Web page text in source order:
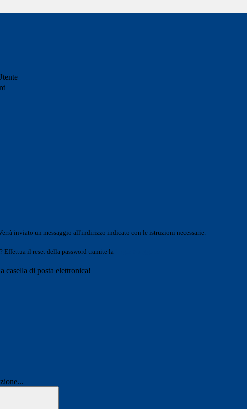
inviato un messaggio all'indirizzo indicato con le istruzioni necessarie.
Effettua il reset della password tramite la
casella di posta elettronica!